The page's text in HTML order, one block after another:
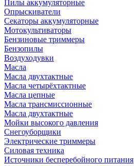
Пилы аккумуляторные
Опрыскиватели
Секаторы аккумуляторные
Мотокультиваторы
Бензиновые триммеры
Бензопилы
Воздуходувки
Масла
Масла двухтактные
Масла четырёхтактные
Масла цепные
Масла трансмиссионные
Масла двухтактные
Мойки высокого давления
Снегоуборщики
Электрические триммеры
Силовая техника
Источники бесперебойного питания